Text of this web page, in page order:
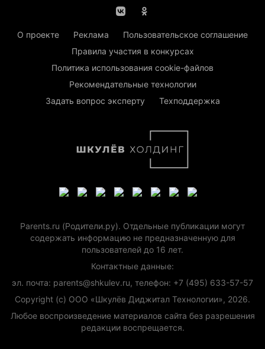
О проекте Реклама
Пользовательское соглашение
Правила участия в конкурсах
Политика использования cookie-файлов
Рекомендательные технологии
Задать вопрос эксперту
Техподдержка
Parents.ru (Родители.ру). Отдельные публикации могут
содержать информацию не предназначенную для
пользователей до 16 лет.
Контактные данные:
эл. почта: parents@shkulev.ru, телефон: +7 (495) 633-57-57
Copyright (с) ООО «Шкулёв Диджитал Технологии», 2026.
Любое воспроизведение материалов сайта без разрешения
редакции воспрещается.